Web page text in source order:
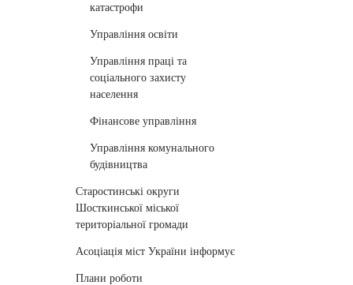
катастрофи
Управління освіти
Управління праці та
соціального захисту
населення
Фінансове управління
Управління комунального
будівництва
Старостинські округи
Шосткинської міської
територіальної громади
Асоціація міст України інформує
Плани роботи